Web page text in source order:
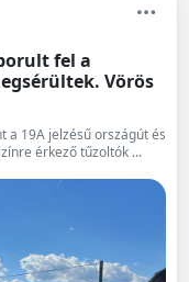
fel a
Vörös
a 19A jelzésű országút és
érkező tűzoltók ...